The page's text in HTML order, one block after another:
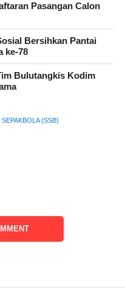
diri. Sebab, mereka
bertanding lebih
sebagai gerbang
Sepak Bola (SSB) di
diselenggarakan selama 2
Pasangan Calon
Bersihkan Pantai
ke-78
Bulutangkis Kodim
(SSB)